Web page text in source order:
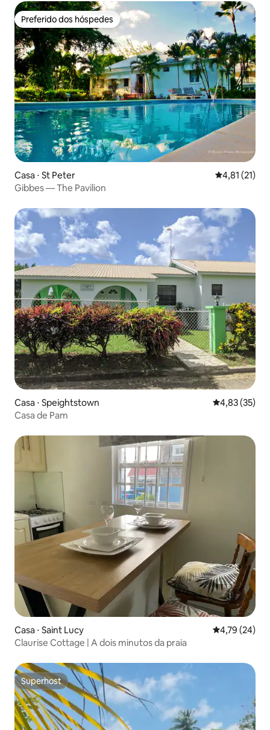
Preferido dos hóspedes
Preferido dos hóspedes
Casa ⋅ St Peter 4,81 de uma
4,81 (21)
Gibbes — The Pavilion
Casa ⋅ Speightstown 4,83 de uma
4,83 (35)
Casa de Pam
Casa ⋅ Saint Lucy 4,79 de uma
4,79 (24)
Claurise Cottage | A dois minutos da praia
Superhost
Superhost